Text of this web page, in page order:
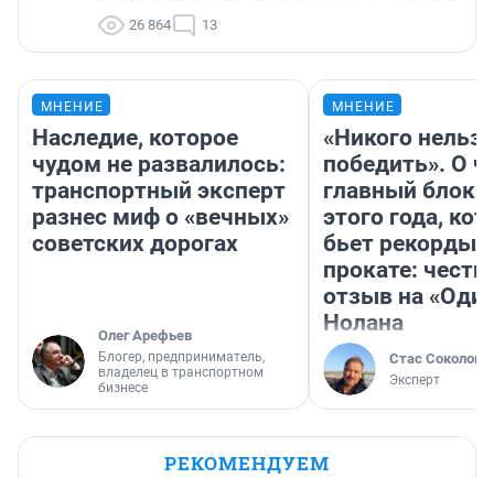
26 864 13
МНЕНИЕ
Наследие, которое
чудом не развалилось:
транспортный эксперт
разнес миф о «вечных»
советских дорогах
Олег Арефьев
Блогер, предприниматель,
владелец в транспортном
бизнесе
МНЕНИЕ
«Никого нельзя
победить». О
главный
этого года,
бьет рекорды в
прокате:
отзыв на
Нолана
Стас Соколов
Эксперт
РЕКОМЕНДУЕМ